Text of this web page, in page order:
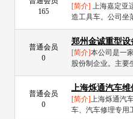
165
[简介] 上海嘉定亚
造工具车。公司坐
普通会员
0
郑州金诚重型设
[简介]本公司是一
股份制企业。主要
普通会员
0
上海烁通汽车维
[简介]上海烁通汽
车、汽车修理专用